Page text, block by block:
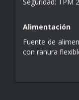
Alimentación
Fuente de
con ranura